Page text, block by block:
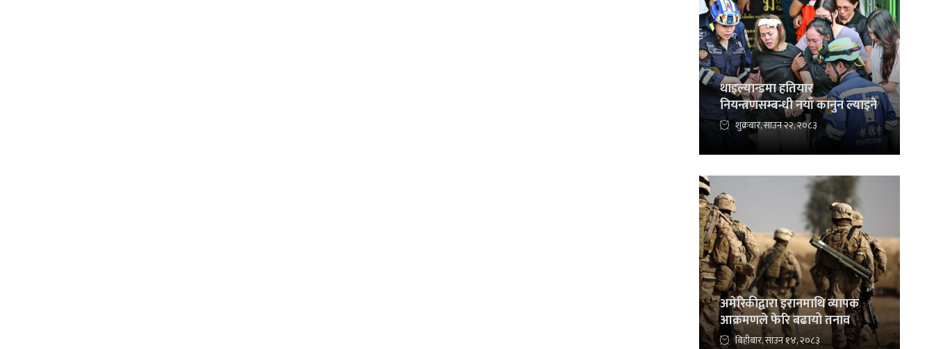
थाइल्यान्डमा हतियार
नियन्त्रणसम्बन्धी नयाँ कानुन ल्याइने
शुक्रबार, साउन २२, २०८३
अमेरिकीद्वारा इरानमाथि व्यापक
आक्रमणले फेरि बढायो तनाव
बिहीबार, साउन १४, २०८३